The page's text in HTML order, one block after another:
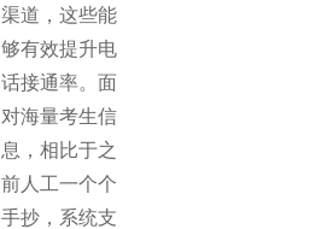
渠道，这些能
够有效提升电
话接通率。面
对海量考生信
息，相比于之
前人工一个个
手抄，系统支